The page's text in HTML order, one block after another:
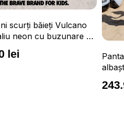
Pantaloni scurți băieți Vulcano